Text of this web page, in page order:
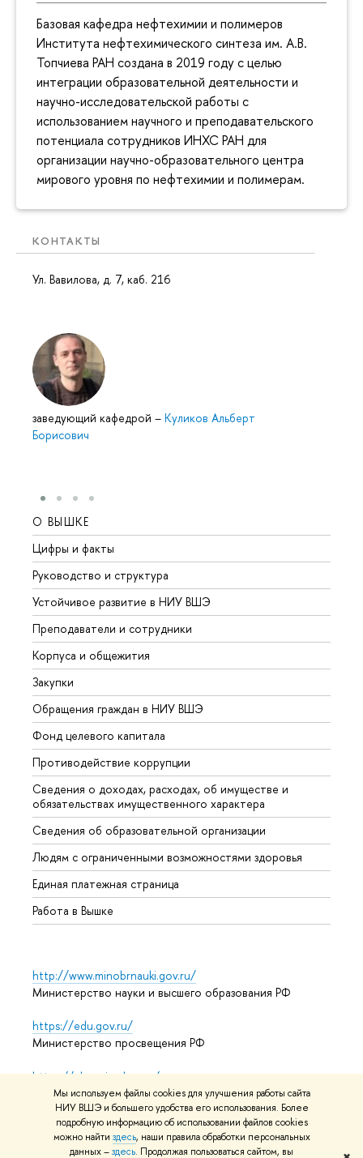
Мы используем файлы cookies для улучшения работы сайта
НИУ ВШЭ и большего удобства его использования. Более
подробную информацию об использовании файлов cookies
можно найти здесь, наши правила обработки персональных
данных –здесь. Продолжая пользоваться сайтом, вы
Базовая кафедра нефтехимии и полимеров
Института нефтехимического синтеза им. А.В.
Топчиева РАН создана в 2019 году с целью
интеграции образовательной деятельности и
научно-исследовательской работы с
использованием научного и преподавательского
потенциала сотрудников ИНХС РАН для
организации научно-образовательного центра
мирового уровня по нефтехимии и полимерам.
КОНТАКТЫ
Ул. Вавилова, д. 7, каб. 216
заведующий кафедрой – Куликов Альберт
Борисович
О ВЫШКЕ
Цифры и факты
Руководство и структура
Устойчивое развитие в НИУ ВШЭ
Преподаватели и сотрудники
Корпуса и общежития
Закупки
Обращения граждан в НИУ ВШЭ
Фонд целевого капитала
Противодействие коррупции
Сведения о доходах, расходах, об имуществе и
обязательствах имущественного характера
Сведения об образовательной организации
Людям с ограниченными возможностями здоровья
Единая платежная страница
Работа в Вышке
http://www.minobrnauki.gov.ru/
Министерство науки и высшего образования РФ
https://edu.gov.ru/
Министерство просвещения РФ
https://elearning.hse.ru/mooc
Массовые открытые онлайн-курсы
© НИУ ВШЭ 1993–2026 Адреса и контактыУсловия